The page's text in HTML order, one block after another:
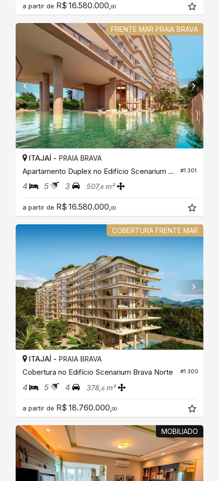
a partir de R$ 16.580.000,00
FRENTE MAR PRAIA BRAVA
#1.301
ITAJAÍ - PRAIA BRAVA
Apartamento Duplex no Edifício Scenarium Brava Norte
4 5 3 507,8 m²
a partir de R$ 16.580.000, 00
COBERTURA FRENTE MAR
#1.300
ITAJAÍ - PRAIA BRAVA
Cobertura no Edifício Scenarium Brava Norte
4 5 4 378,6 m²
a partir de R$ 18.760.000,00
MOBILIADO